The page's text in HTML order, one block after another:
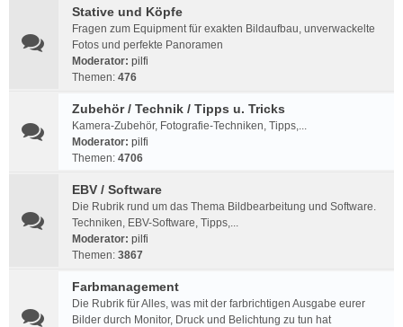
Stative und Köpfe
Fragen zum Equipment für exakten Bildaufbau, unverwackelte
Fotos und perfekte Panoramen
Moderator: pilfi
Themen: 476
Zubehör / Technik / Tipps u. Tricks
Kamera-Zubehör, Fotografie-Techniken, Tipps,...
Moderator: pilfi
Themen: 4706
EBV / Software
Die Rubrik rund um das Thema Bildbearbeitung und Software.
Techniken, EBV-Software, Tipps,...
Moderator: pilfi
Themen: 3867
Farbmanagement
Die Rubrik für Alles, was mit der farbrichtigen Ausgabe eurer
Bilder durch Monitor, Druck und Belichtung zu tun hat